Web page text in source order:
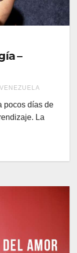
–
pocos días de
La